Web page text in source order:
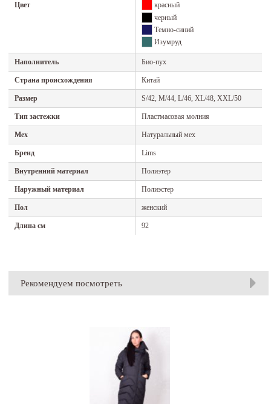
Цвет
красный
черный
Темно-синий
Изумруд
Наполнитель Био-пух
Страна происхождения Китай
Размер S/42, M/44, L/46, XL/48, XXL/50
Тип застежки Пластмасовая молния
Мех Натуральный мех
Бренд Lims
Внутренний материал Полиэтер
Наружный материал Полиэстер
Пол женский
Длина см 92
Рекомендуем посмотреть